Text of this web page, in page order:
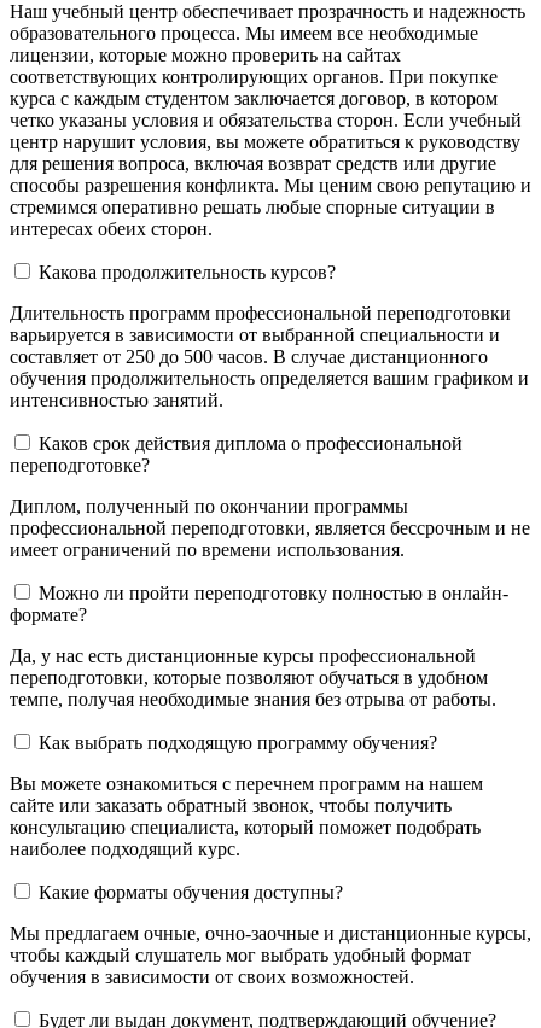
Наш учебный центр обеспечивает прозрачность и надежность
образовательного процесса. Мы имеем все необходимые
лицензии, которые можно проверить на сайтах
соответствующих контролирующих органов. При покупке
курса с каждым студентом заключается договор, в котором
четко указаны условия и обязательства сторон. Если учебный
центр нарушит условия, вы можете обратиться к руководству
для решения вопроса, включая возврат средств или другие
способы разрешения конфликта. Мы ценим свою репутацию и
стремимся оперативно решать любые спорные ситуации в
интересах обеих сторон.
Какова продолжительность курсов?
Длительность программ профессиональной переподготовки
варьируется в зависимости от выбранной специальности и
составляет от 250 до 500 часов. В случае дистанционного
обучения продолжительность определяется вашим графиком и
интенсивностью занятий.
Каков срок действия диплома о профессиональной
переподготовке?
Диплом, полученный по окончании программы
профессиональной переподготовки, является бессрочным и не
имеет ограничений по времени использования.
Можно ли пройти переподготовку полностью в онлайн-
формате?
Да, у нас есть дистанционные курсы профессиональной
переподготовки, которые позволяют обучаться в удобном
темпе, получая необходимые знания без отрыва от работы.
Как выбрать подходящую программу обучения?
Вы можете ознакомиться с перечнем программ на нашем
сайте или заказать обратный звонок, чтобы получить
консультацию специалиста, который поможет подобрать
наиболее подходящий курс.
Какие форматы обучения доступны?
Мы предлагаем очные, очно-заочные и дистанционные курсы,
чтобы каждый слушатель мог выбрать удобный формат
обучения в зависимости от своих возможностей.
Будет ли выдан документ, подтверждающий обучение?